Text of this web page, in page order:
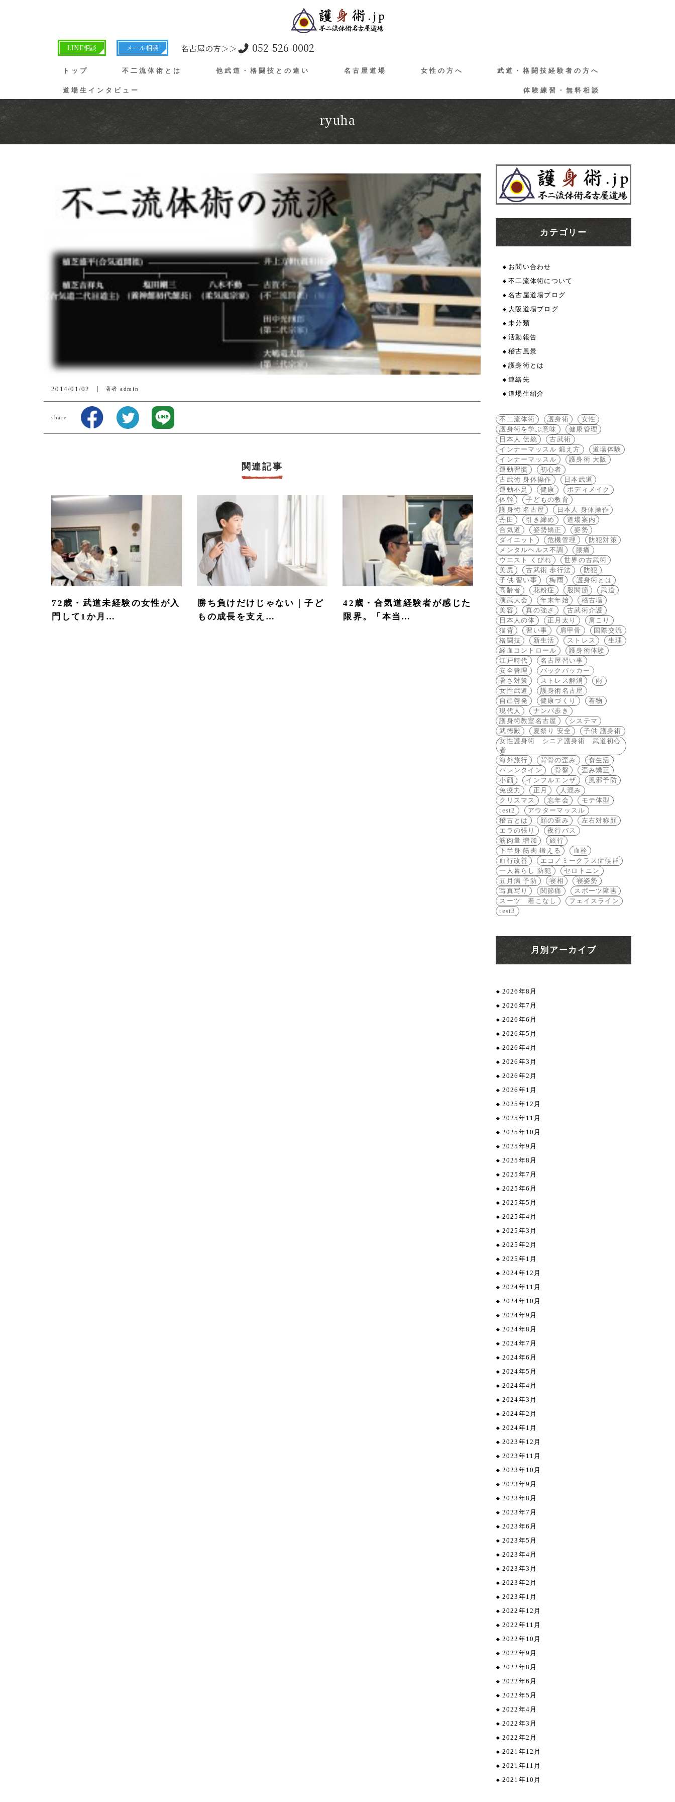
LINE相談 メール相談 名古屋の方＞＞ 052-526-0002
トップ 不二流体術とは 他武道・格闘技との違い 名古屋道場 女性の方へ 武道・格闘技経験者の方へ
道場生インタビュー 体験練習・無料相談
ryuha
2014/01/02 著者admin
share
関連記事
72歳・武道未経験の女性が入
門して1か月…
勝ち負けだけじゃない｜子ど
もの成長を支え…
42歳・合気道経験者が感じた
限界。「本当…
カテゴリー
お問い合わせ
不二流体術について
名古屋道場ブログ
大阪道場ブログ
未分類
活動報告
稽古風景
護身術とは
連絡先
道場生紹介
不二流体術 護身術
女性
護身術を学ぶ意味
健康管理
日本人 伝統
古武術
インナーマッスル 鍛え方
道場体験
インナーマッスル
護身術 大阪
運動習慣
初心者
古武術 身体操作
日本武道
運動不足
健康
ボディメイク
体幹
子どもの教育
護身術 名古屋
日本人 身体操作
丹田
引き締め
道場案内
合気道
姿勢矯正
姿勢
ダイエット
危機管理
防犯対策
メンタルヘルス不調
腰痛
ウエスト くびれ
世界の古武術
美尻
古武術 歩行法
防犯
子供 習い事
梅雨
護身術とは
高齢者
花粉症 股関節
武道
演武大会
年末年始
稽古場
美容
真の強さ
古武術介護
日本人の体
正月太り
肩こり
猫背
習い事 肩甲骨
国際交流
格闘技
新生活 ストレス
生理
経血コントロール
護身術体験
江戸時代
名古屋習い事
安全管理
バックパッカー
暑さ対策
ストレス解消
雨
女性武道
護身術名古屋
自己啓発
健康づくり
着物
現代人
ナンバ歩き
護身術教室名古屋
システマ
武徳殿
夏祭り 安全
子供 護身術
女性護身術 シニア護身術 武道初心
者
海外旅行
背骨の歪み
食生活
バレンタイン
骨盤
歪み矯正
小顔
インフルエンザ
風邪予防
免疫力
正月
人混み
クリスマス
忘年会
モテ体型
test2
アウターマッスル
稽古とは
顔の歪み
左右対称顔
エラの張り
夜行バス
筋肉量 増加
旅行
下半身 筋肉 鍛える
血栓
血行改善
エコノミークラス症候群
一人暮らし 防犯
セロトニン
五月病 予防
寝相
寝姿勢
写真写り
関節痛
スポーツ障害
スーツ 着こなし
フェイスライン
test3
月別アーカイブ
2026年8月
2026年7月
2026年6月
2026年5月
2026年4月
2026年3月
2026年2月
2026年1月
2025年12月
2025年11月
2025年10月
2025年9月
2025年8月
2025年7月
2025年6月
2025年5月
2025年4月
2025年3月
2025年2月
2025年1月
2024年12月
2024年11月
2024年10月
2024年9月
2024年8月
2024年7月
2024年6月
2024年5月
2024年4月
2024年3月
2024年2月
2024年1月
2023年12月
2023年11月
2023年10月
2023年9月
2023年8月
2023年7月
2023年6月
2023年5月
2023年4月
2023年3月
2023年2月
2023年1月
2022年12月
2022年11月
2022年10月
2022年9月
2022年8月
2022年6月
2022年5月
2022年4月
2022年3月
2022年2月
2021年12月
2021年11月
2021年10月